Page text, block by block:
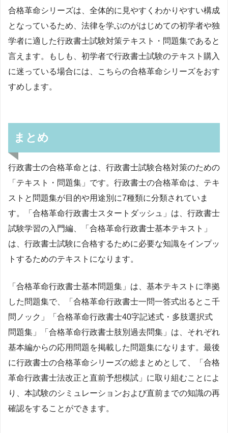
合格革命シリーズは、全体的に見やすくわかりやすい構成
となっているため、法律を学ぶのがはじめての初学者や独
学者に適した行政書士試験対策テキスト・問題集であると
言えます。もしも、初学者で行政書士試験のテキスト購入
に迷っている場合には、こちらの合格革命シリーズをおす
すめします。
まとめ
行政書士の合格革命とは、行政書士試験合格対策のための
「テキスト・問題集」です。行政書士の合格革命は、テキ
ストと問題集が目的や用途別に7種類に分類されていま
す。「合格革命行政書士スタートダッシュ」は、行政書士
試験学習の入門編、「合格革命行政書士基本テキスト」
は、行政書士試験に合格するために必要な知識をインプッ
トするためのテキストになります。
「合格革命行政書士基本問題集」は、基本テキストに準拠
した問題集で、「合格革命行政書士一問一答式出るとこ千
問ノック」「合格革命行政書士40字記述式・多肢選択式
問題集」「合格革命行政書士肢別過去問集」は、それぞれ
基本編からの応用問題を掲載した問題集になります。最後
に行政書士の合格革命シリーズの総まとめとして、「合格
革命行政書士法改正と直前予想模試」に取り組むことによ
り、本試験のシミュレーションおよび直前までの知識の再
確認をすることができます。